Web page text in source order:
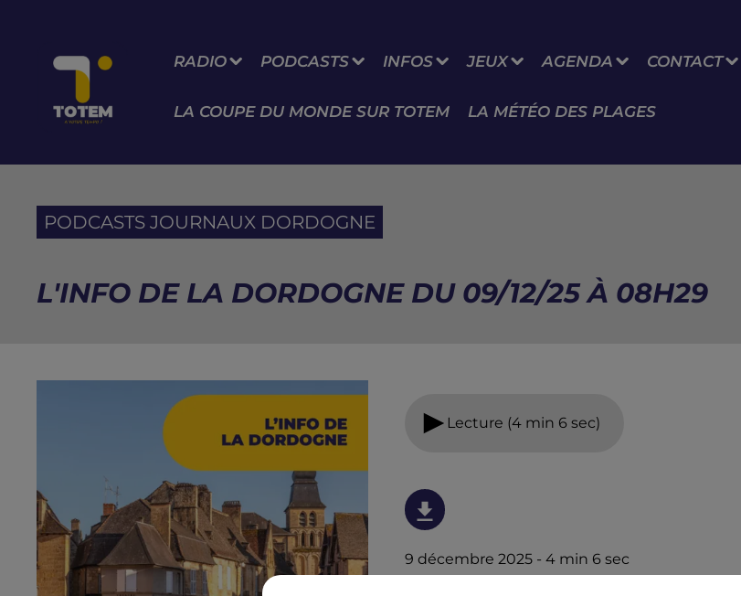
RADIO PODCASTS INFOS JEUX AGENDA CONTACT
LA COUPE DU MONDE SUR TOTEM LA MÉTÉO DES PLAGES
PODCASTS JOURNAUX DORDOGNE
L'INFO DE LA DORDOGNE DU 09/12/25 À 08H29
Lecture (4 min 6 sec)
9 décembre 2025 - 4 min 6 sec